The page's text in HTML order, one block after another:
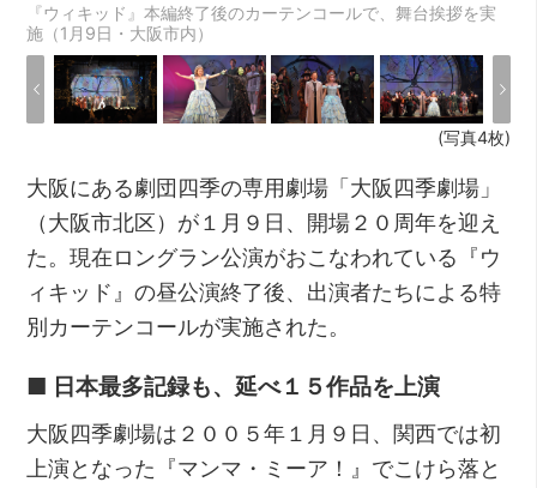
『ウィキッド』本編終了後のカーテンコールで、舞台挨拶を実
施（1月9日・大阪市内）
(写真4枚)
大阪にある劇団四季の専用劇場「大阪四季劇場」
（大阪市北区）が１月９日、開場２０周年を迎え
た。現在ロングラン公演がおこなわれている『ウ
ィキッド』の昼公演終了後、出演者たちによる特
別カーテンコールが実施された。
■ 日本最多記録も、延べ１５作品を上演
大阪四季劇場は２００５年１月９日、関西では初
上演となった『マンマ・ミーア！』でこけら落と